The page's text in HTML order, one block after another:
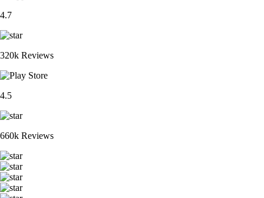
4.7
320k Reviews
4.5
660k Reviews